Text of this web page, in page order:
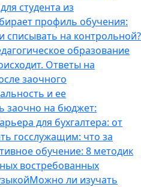
студента из
профиль обучения:
списывать на контрольной?
образование
Ответы на
заочного
и ее
заочно на бюджет:
для бухгалтера: от
госслужащим: что за
обучение: 8 методик
востребованных
Можно ли изучать